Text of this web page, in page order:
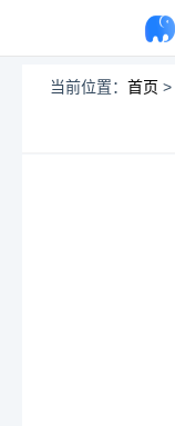
当前位置： 首页 >